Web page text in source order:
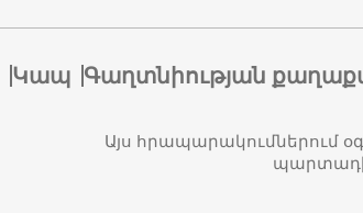
Կապ Գաղտնիության
Այս հրապարակումներում